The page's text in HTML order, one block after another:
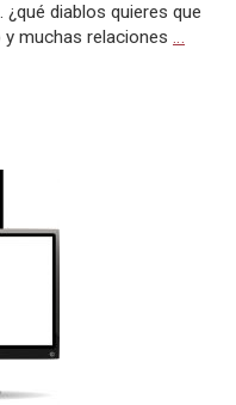
diablos quieres que
muchas relaciones …